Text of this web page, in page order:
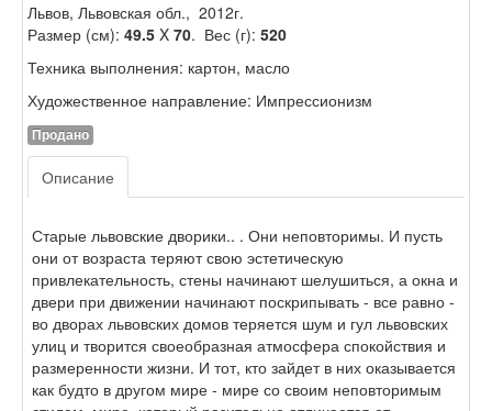
Львов, Львовская обл., 2012г.
Размер (см): 49.5 X 70. Вес (г): 520
Техника выполнения: картон, масло
Художественное направление: Импрессионизм
Продано
Описание
Старые львовские дворики.. . Они неповторимы. И пусть
они от возраста теряют свою эстетическую
привлекательность, стены начинают шелушиться, а окна и
двери при движении начинают поскрипывать - все равно -
во дворах львовских домов теряется шум и гул львовских
улиц и творится своеобразная атмосфера спокойствия и
размеренности жизни. И тот, кто зайдет в них оказывается
как будто в другом мире - мире со своим неповторимым